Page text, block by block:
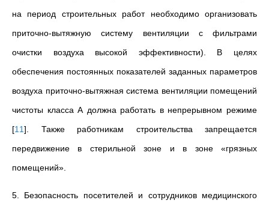
на период строительных работ необходимо организовать
приточно-вытяжную систему вентиляции с фильтрами
очистки воздуха высокой эффективности). В целях
обеспечения постоянных показателей заданных параметров
воздуха приточно-вытяжная система вентиляции помещений
чистоты класса А должна работать в непрерывном режиме
[11] . Также работникам строительства запрещается
передвижение в стерильной зоне и в зоне «грязных
помещений».
5. Безопасность посетителей и сотрудников медицинского